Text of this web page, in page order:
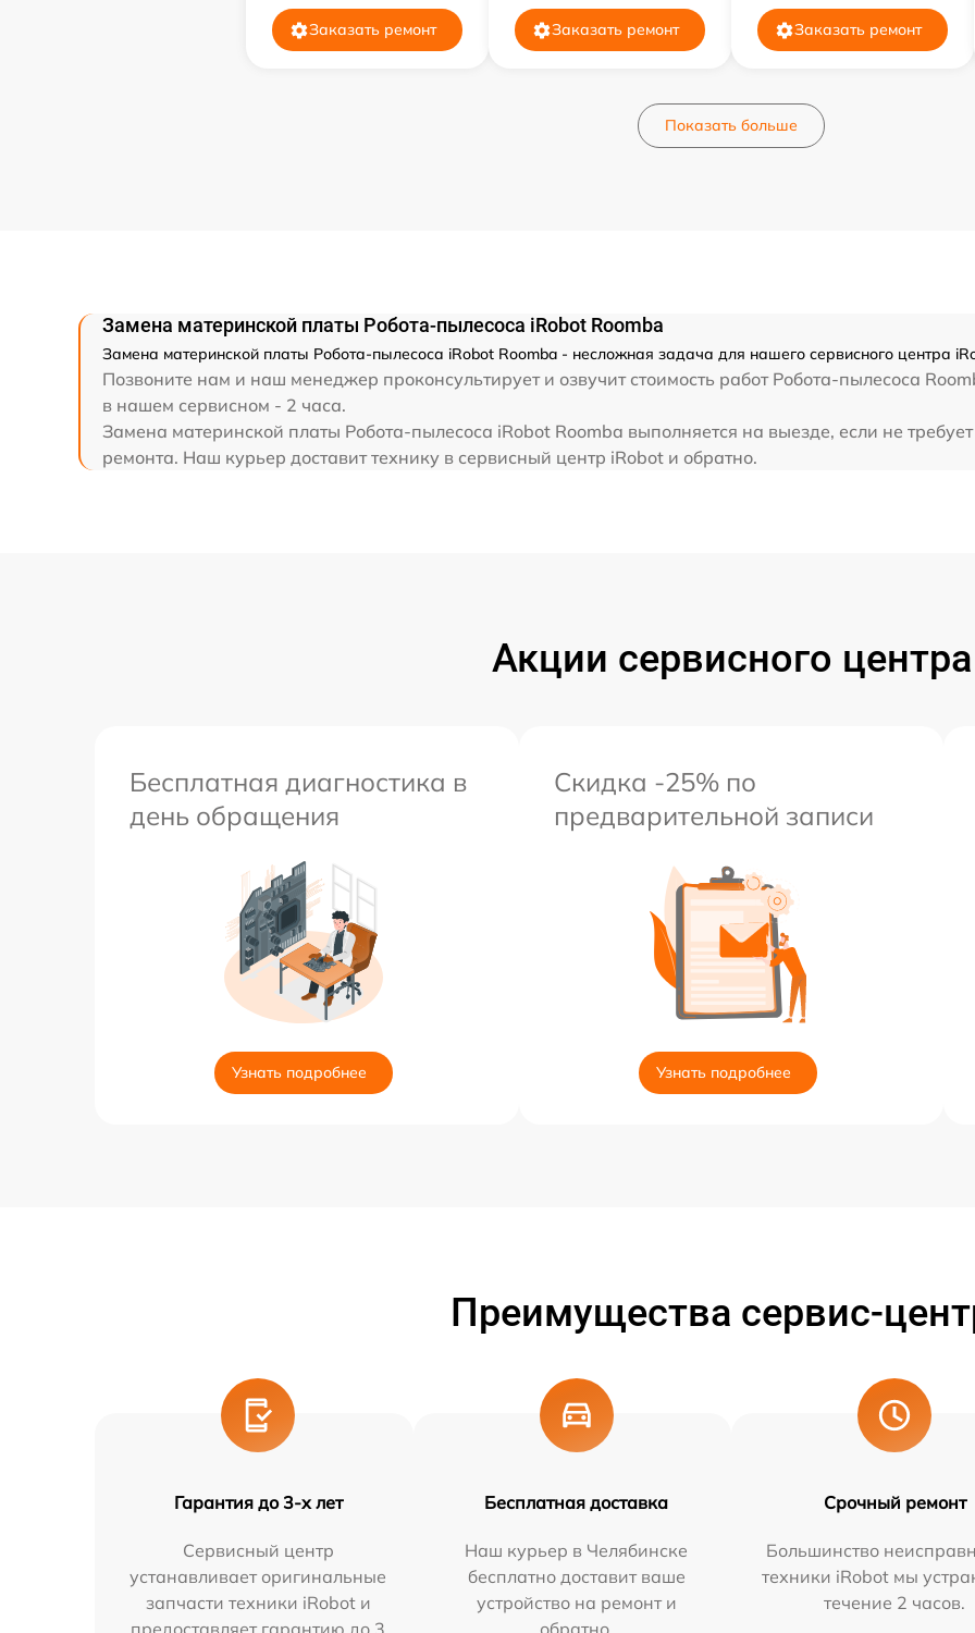
Заказать ремонт Заказать ремонт Заказать ремонт
Показать больше
Замена материнской платы Робота-пылесоса iRobot Roomba
Замена материнской платы Робота-пылесоса iRobot Roomba - несложная задача для нашего сервисного центра
Позвоните нам и наш менеджер проконсультирует и озвучит стоимость работ Робота-пылесоса
в нашем сервисном - 2 часа.
Замена материнской платы Робота-пылесоса iRobot Roomba выполняется на выезде, если не
ремонта. Наш курьер доставит технику в сервисный центр iRobot и обратно.
Акции сервисного центра
Бесплатная диагностика в
день обращения
Узнать подробнее
Скидка -25% по
предварительной записи
Узнать подробнее
Преимущества сервис-
Гарантия до 3-х лет
Сервисный центр
устанавливает оригинальные
запчасти техники iRobot и
Бесплатная доставка
Наш курьер в Челябинске
бесплатно доставит ваше
устройство на ремонт и
Срочный ремонт
Большинство
техники iRobot мы
течение 2 часов.